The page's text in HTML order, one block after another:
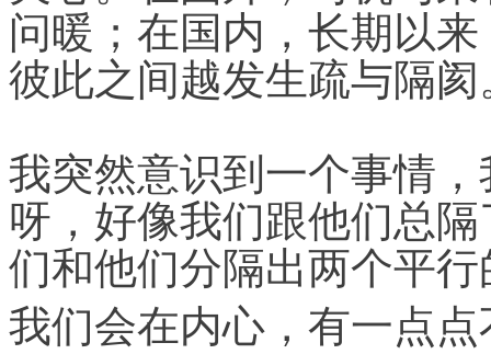
问暖；在国内，长期以
彼此之间越发生疏与隔
我突然意识到一个事情
呀，好像我们跟他们总
们和他们分隔出两个平
我们会在内心，有一点